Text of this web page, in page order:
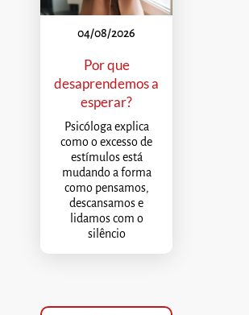
04/08/2026
Por que
desaprendemos a
esperar?
Psicóloga explica
como o excesso de
estímulos está
mudando a forma
como pensamos,
descansamos e
lidamos com o
silêncio